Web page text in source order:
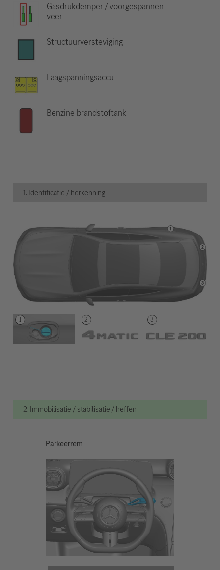
Gasdrukdemper / voorgespannen
veer
Structuurversteviging
Laagspanningsaccu
Benzine brandstoftank
1. Identificatie / herkenning
2. Immobilisatie / stabilisatie / heffen
Parkeerrem